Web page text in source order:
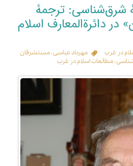
شرق‌شناسی: ترجمهٔ
دائرة‌المعارف اسلام
در غرب مهرداد عباسی،مستشرقان
،مطالعات اسلام در غرب